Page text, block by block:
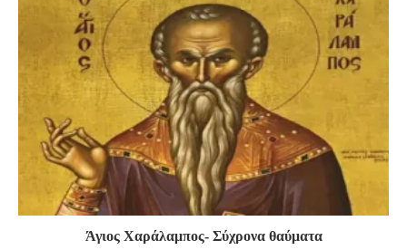
Άγιος Χαράλαμπος- Σύχρονα θαύματα